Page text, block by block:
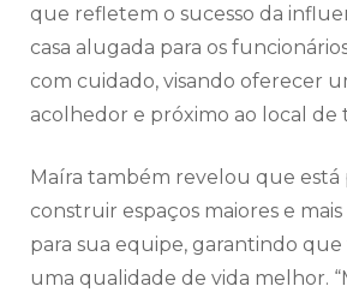
que refletem o sucesso da
casa alugada para os
com cuidado, visando oferecer
acolhedor e próximo ao local de
Maíra também revelou que está
construir espaços maiores e
para sua equipe, garantindo
uma qualidade de vida melhor.